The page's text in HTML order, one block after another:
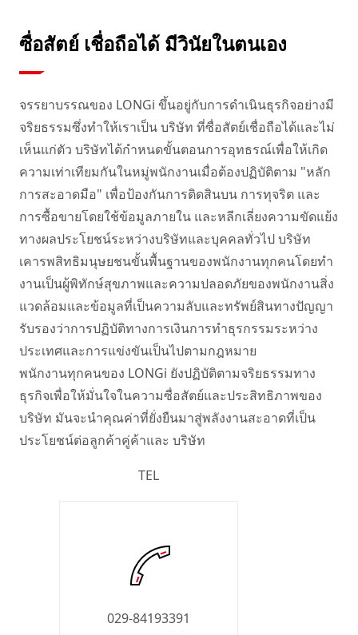
ซื่อสัตย์ เชื่อถือได้ มีวินัยในตนเอง
จรรยาบรรณของ LONGi ขึ้นอยู่กับการดําเนินธุรกิจอย่างมี
จริยธรรมซึ่งทําให้เราเป็น บริษัท ที่ซื่อสัตย์เชื่อถือได้และไม่
เห็นแก่ตัว บริษัทได้กําหนดขั้นตอนการอุทธรณ์เพื่อให้เกิด
ความเท่าเทียมกันในหมู่พนักงานเมื่อต้องปฏิบัติตาม "หลัก
การสะอาดมือ" เพื่อป้องกันการติดสินบน การทุจริต และ
การซื้อขายโดยใช้ข้อมูลภายใน และหลีกเลี่ยงความขัดแย้ง
ทางผลประโยชน์ระหว่างบริษัทและบุคคลทั่วไป บริษัท
เคารพสิทธิมนุษยชนขั้นพื้นฐานของพนักงานทุกคนโดยทํา
งานเป็นผู้พิทักษ์สุขภาพและความปลอดภัยของพนักงานสิ่ง
แวดล้อมและข้อมูลที่เป็นความลับและทรัพย์สินทางปัญญา
รับรองว่าการปฏิบัติทางการเงินการทําธุรกรรมระหว่าง
ประเทศและการแข่งขันเป็นไปตามกฎหมาย
พนักงานทุกคนของ LONGi ยังปฏิบัติตามจริยธรรมทาง
ธุรกิจเพื่อให้มั่นใจในความซื่อสัตย์และประสิทธิภาพของ
บริษัท มันจะนําคุณค่าที่ยั่งยืนมาสู่พลังงานสะอาดที่เป็น
ประโยชน์ต่อลูกค้าคู่ค้าและ บริษัท
TEL
029-84193391